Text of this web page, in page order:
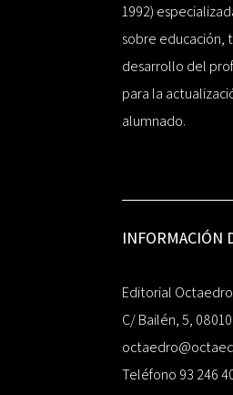
1992)
sobre educación,
desarrollo del
para la
alumnado.
INFORMACIÓN
Editorial Octaedro
C/ Bailén, 5,
Teléfono 93 246